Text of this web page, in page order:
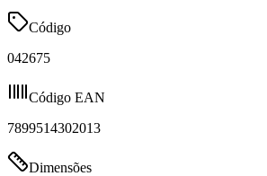
Código
042675
Código EAN
7899514302013
Dimensões